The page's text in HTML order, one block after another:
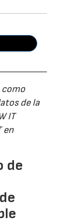
como
de la
IT
en
de